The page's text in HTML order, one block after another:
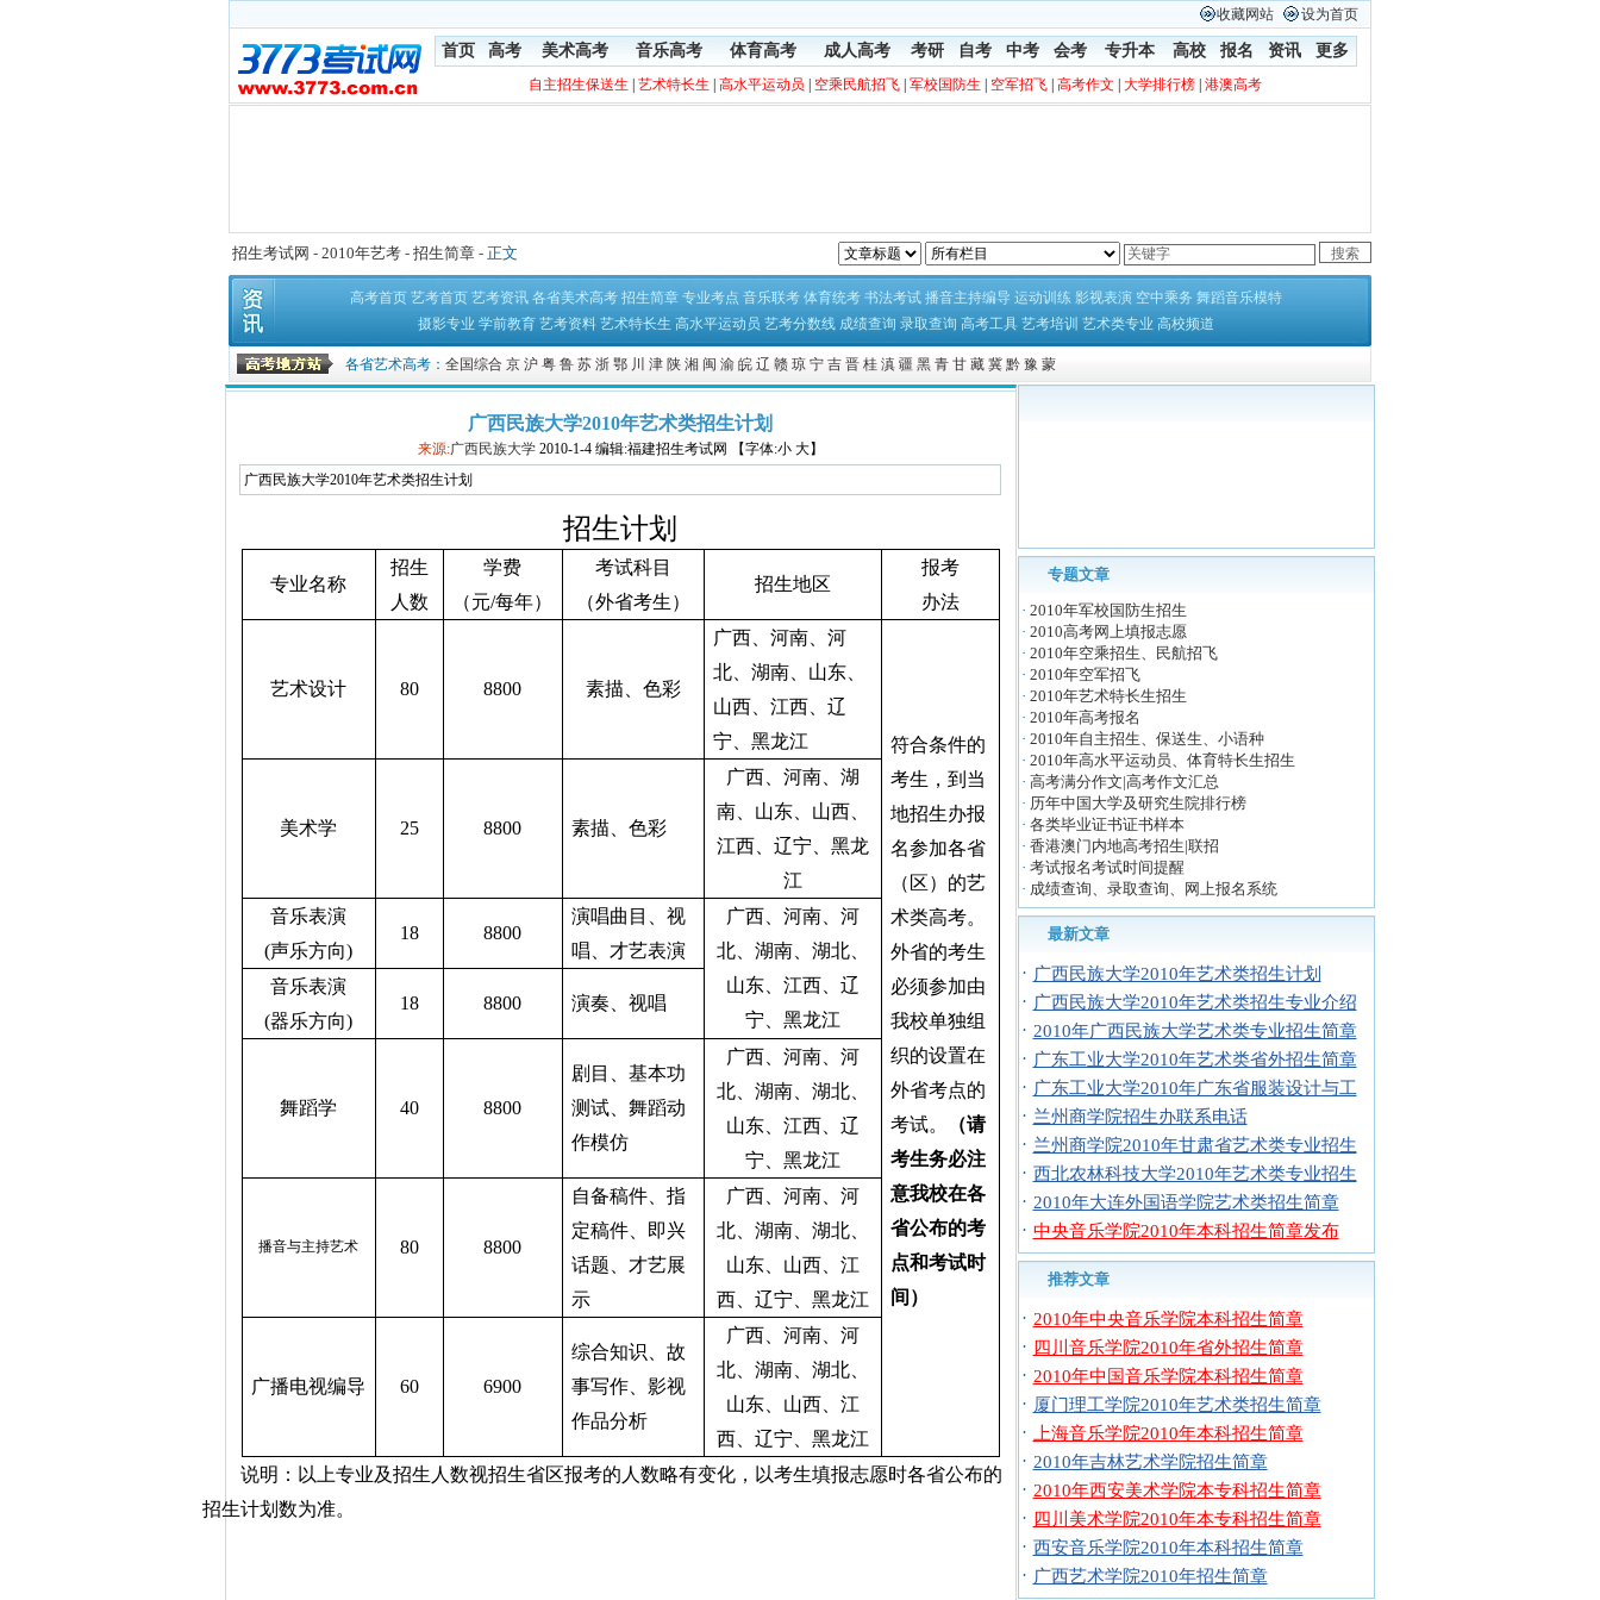
收藏网站 设为首页
首页 高考 美术高考 音乐高考 体育高考 成人高考 考研 自考 中考 会考 专升本 高校 报名 资讯 更多
自主招生保送生 艺术特长生 高水平运动员 空乘民航招飞 军校国防生 空军招飞 高考作文 大学排行榜 港澳高考
招生考试网 - 2010年艺考 - 招生简章 - 正文
高考首页 艺考首页 艺考资讯 各省美术高考 招生简章 专业考点 音乐联考 体育统考 书法考试 播音主持编导 运动训练 影视表演 空中乘务 舞蹈音乐模特
摄影专业 学前教育 艺考资料 艺术特长生 高水平运动员 艺考分数线 成绩查询 录取查询 高考工具 艺考培训 艺术类专业 高校频道
各省艺术高考： 全国综合 京 沪 粤 鲁 苏 浙 鄂 川 津 陕 湘 闽 渝 皖 辽 赣 琼 宁 吉 晋 桂 滇 疆 黑 青 甘 藏 冀 黔 豫 蒙
广西民族大学2010年艺术类招生计划
来源:广西民族大学 2010-1-4 编辑:福建招生考试网 【字体:小 大】
广西民族大学2010年艺术类招生计划
招生计划
专业名称
招生
人数
学费
（元/每年）
考试科目
（外省考生）
招生地区
报考
办法
艺术设计 80 8800 素描、色彩
广西、河南、河
北、湖南、山东、
山西、江西、辽
宁、黑龙江
符合条件的
考生，到当
地招生办报
名参加各省
（区）的艺
术类高考。
外省的考生
必须参加由
我校单独组
织的设置在
外省考点的
考试。
（请
考生务必注
意我校在各
省公布的考
点和考试时
间）
美术学 25 8800 素描、色彩
广西、河南、湖
南、山东、山西、
江西、辽宁、黑龙
江
音乐表演
(声乐方向)
18 8800
演唱曲目、视
唱、才艺表演
广西、河南、河
北、湖南、湖北、
山东、江西、辽
宁、黑龙江
音乐表演
(器乐方向)
18 8800 演奏、视唱
舞蹈学 40 8800
剧目、基本功
测试、舞蹈动
作模仿
广西、河南、河
北、湖南、湖北、
山东、江西、辽
宁、黑龙江
播音与主持艺术 80 8800
自备稿件、指
定稿件、即兴
话题、才艺展
示
广西、河南、河
北、湖南、湖北、
山东、山西、江
西、辽宁、黑龙江
广播电视编导 60 6900
综合知识、故
事写作、影视
作品分析
广西、河南、河
北、湖南、湖北、
山东、山西、江
西、辽宁、黑龙江
说明：以上专业及招生人数视招生省区报考的人数略有变化，以考生填报志愿时各省公布的
招生计划数为准。
专题文章
· 2010年军校国防生招生
· 2010高考网上填报志愿
· 2010年空乘招生、民航招飞
· 2010年空军招飞
· 2010年艺术特长生招生
· 2010年高考报名
· 2010年自主招生、保送生、小语种
· 2010年高水平运动员、体育特长生招生
· 高考满分作文|高考作文汇总
· 历年中国大学及研究生院排行榜
· 各类毕业证书证书样本
· 香港澳门内地高考招生|联招
· 考试报名考试时间提醒
· 成绩查询、录取查询、网上报名系统
最新文章
· 广西民族大学2010年艺术类招生计划
· 广西民族大学2010年艺术类招生专业介绍
· 2010年广西民族大学艺术类专业招生简章
· 广东工业大学2010年艺术类省外招生简章
· 广东工业大学2010年广东省服装设计与工
· 兰州商学院招生办联系电话
· 兰州商学院2010年甘肃省艺术类专业招生
· 西北农林科技大学2010年艺术类专业招生
· 2010年大连外国语学院艺术类招生简章
· 中央音乐学院2010年本科招生简章发布
推荐文章
· 2010年中央音乐学院本科招生简章
· 四川音乐学院2010年省外招生简章
· 2010年中国音乐学院本科招生简章
· 厦门理工学院2010年艺术类招生简章
·
上海音乐学院2010年本科招生简章
· 2010年吉林艺术学院招生简章
· 2010年西安美术学院本专科招生简章
· 四川美术学院2010年本专科招生简章
· 西安音乐学院2010年本科招生简章
· 广西艺术学院2010年招生简章